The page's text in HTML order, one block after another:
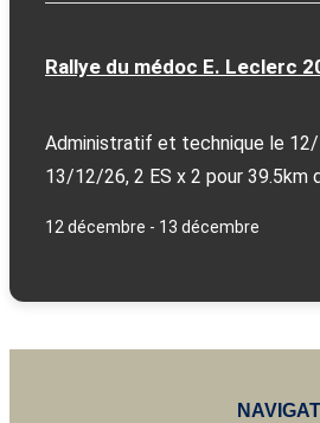
Rallye du médoc E. Leclerc
Administratif et technique le
13/12/26, 2 ES x 2 pour 39.5km
12 décembre - 13 décembre